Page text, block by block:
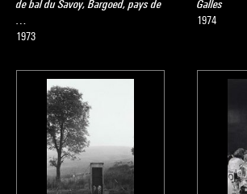
de bal du Savoy, Bargoed, pays de
1973
Galles
1974